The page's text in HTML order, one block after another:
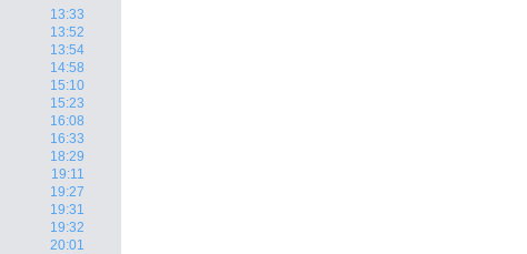
13:33
13:52
13:54
14:58
15:10
15:23
16:08
16:33
18:29
19:11
19:27
19:31
19:32
20:01